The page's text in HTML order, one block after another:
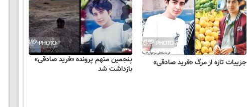
جزییات تازه از مرگ «فرید صادقی»
پنجمین متهم پرونده «فرید صادقی»
بازداشت شد